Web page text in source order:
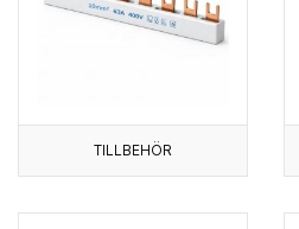
TILLBEHÖR